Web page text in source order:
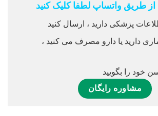
طریق واتساپ لطفا کلیک کنید
پزشکی دارید ، ارسال کنید
دارید یا دارو مصرف می کنید ،
خود را بگویید
مشاوره رایگان